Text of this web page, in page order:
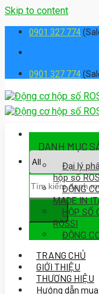
Skip to content
0901 327 774
0901 327 774
Assign a menu
DANH MỤC
Đại lý
hộp số
ĐỘNG
MADE IN
HỘP SỐ
ROSSI
ĐỘNG
TRANG CHỦ
GIỚI THIỆU
THƯƠNG HIỆU
Hướng dẫn